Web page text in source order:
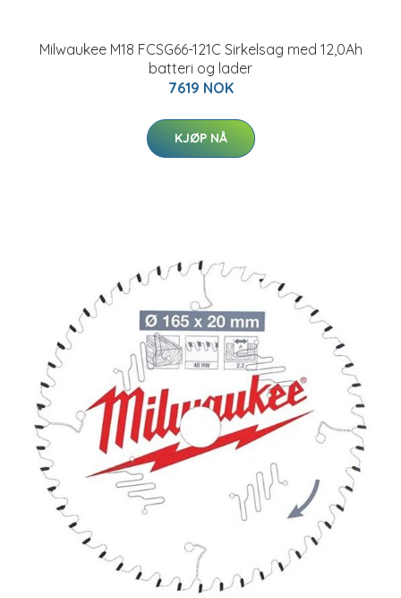
Milwaukee M18 FCSG66-121C Sirkelsag med 12,0Ah
batteri og lader
7619 NOK
KJØP NÅ